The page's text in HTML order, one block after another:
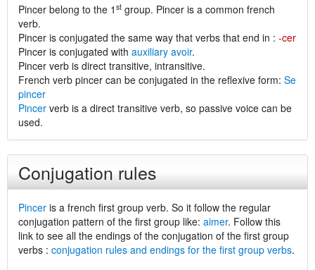
Pincer belong to the 1 st group. Pincer is a common french
verb.
Pincer is conjugated the same way that verbs that end in : -cer
Pincer is conjugated with auxiliary avoir.
Pincer verb is direct transitive, intransitive.
French verb pincer can be conjugated in the reflexive form: Se
pincer
Pincer verb is a direct transitive verb, so passive voice can be
used.
Conjugation rules
Pincer is a french first group verb. So it follow the regular
conjugation pattern of the first group like: aimer. Follow this
link to see all the endings of the conjugation of the first group
verbs : conjugation rules and endings for the first group verbs.